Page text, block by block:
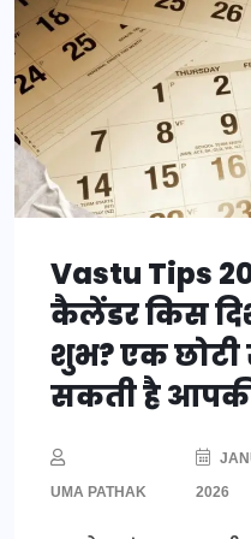
Vastu Tips
कैलेंडर किस
शुभ? एक छोटी
सकती है
UMA PATHAK
2026